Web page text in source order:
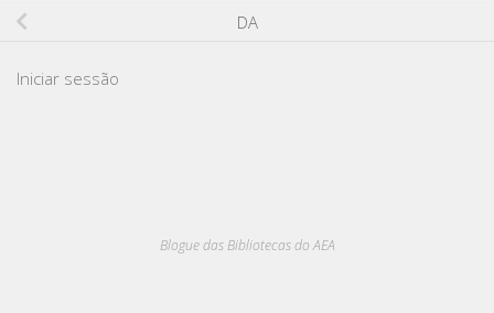
DA
Iniciar sessão
Blogue das Bibliotecas do AEA